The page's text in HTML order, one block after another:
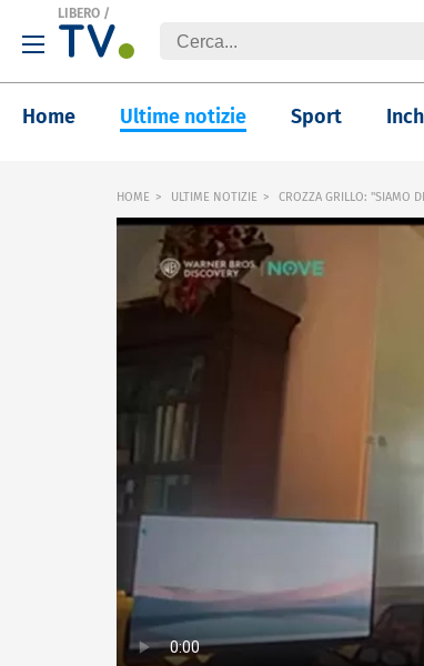
LIBERO /
Home Ultime notizie Sport
HOME ULTIME NOTIZIE CROZZA GRILLO: "SIAMO